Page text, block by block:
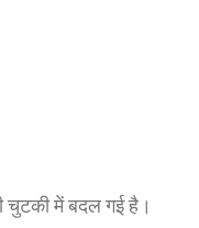
चुटकी में बदल गई है।